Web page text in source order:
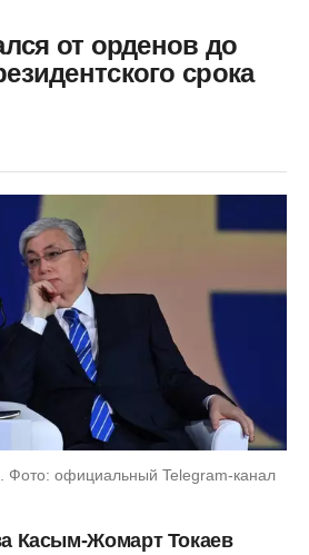
от орденов до
срока
Фото: официальный Telegram-канал
Касым-Жомарт Токаев